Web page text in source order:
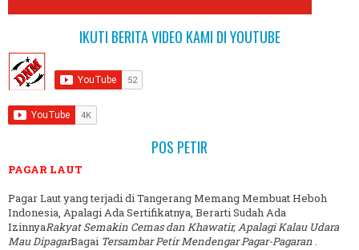
IKUTI BERITA VIDEO KAMI DI YOUTUBE
POS PETIR
PAGAR LAUT
Pagar Laut yang terjadi di Tangerang Memang Membuat Heboh
Indonesia, Apalagi Ada Sertifikatnya, Berarti Sudah Ada
IzinnyaRakyat Semakin Cemas dan Khawatir, Apalagi Kalau Udara
Mau DipagarBagai Tersambar Petir Mendengar Pagar-Pagaran.